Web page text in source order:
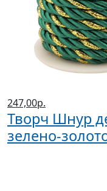
247,00р.
Творч Шнур
зелено-